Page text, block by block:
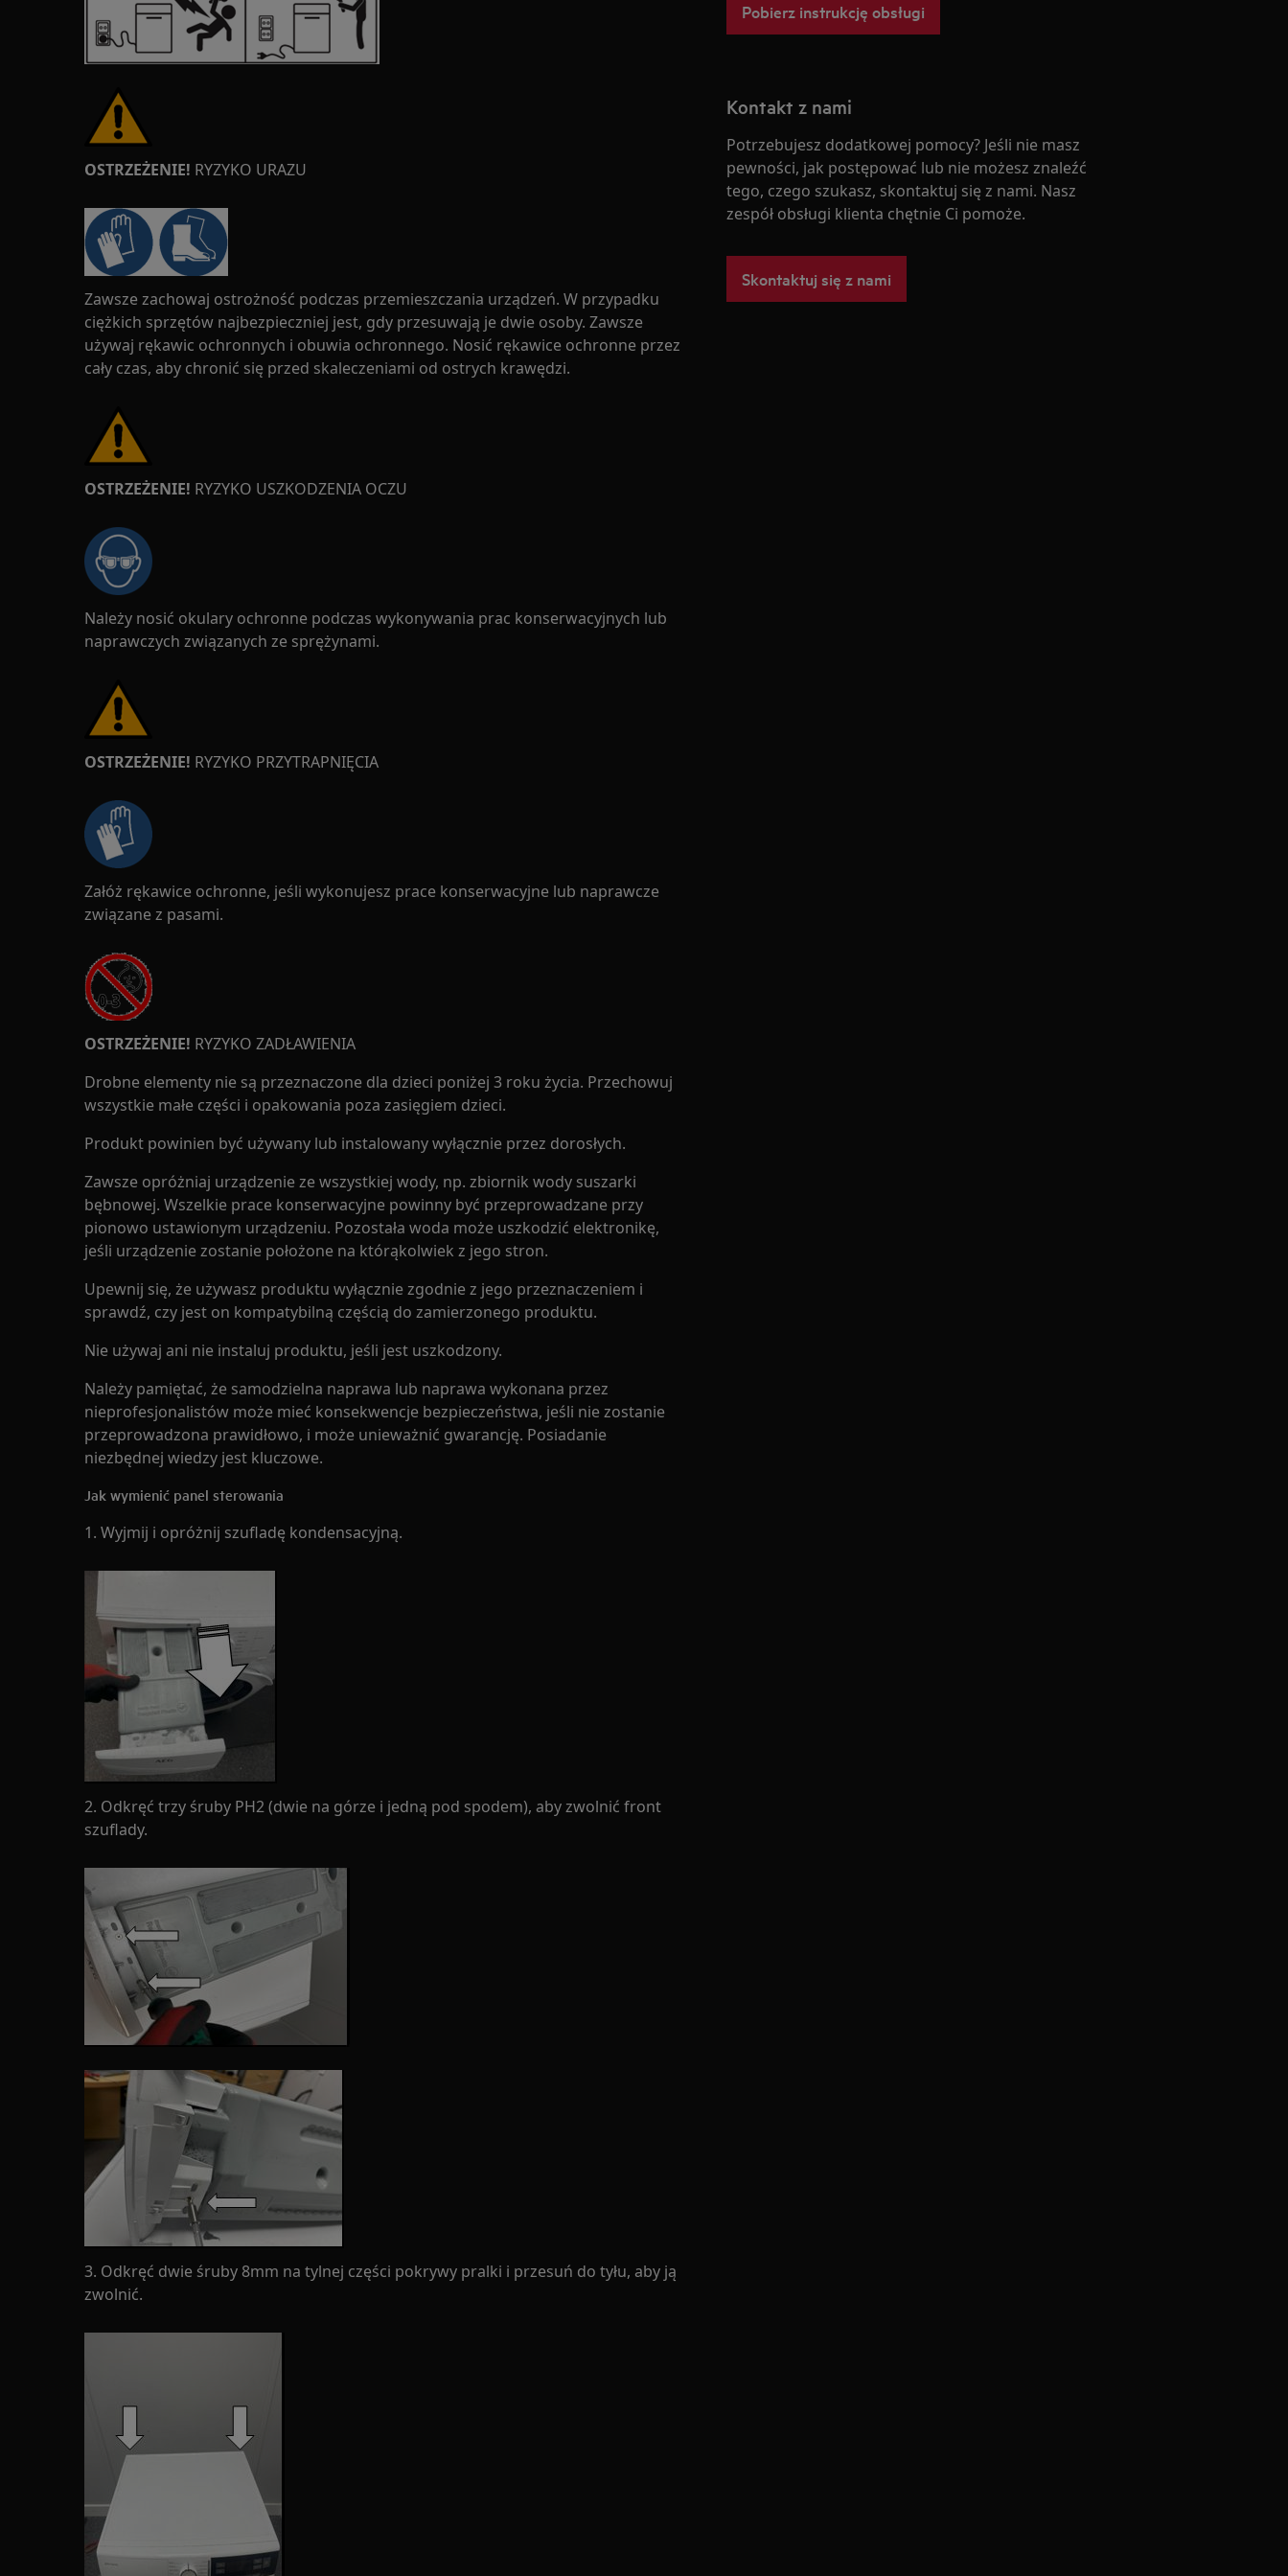
OSTRZEŻENIE! RYZYKO URAZU
Zawsze zachowaj ostrożność podczas przemieszczania urządzeń. W przypadku
ciężkich sprzętów najbezpieczniej jest, gdy przesuwają je dwie osoby. Zawsze
używaj rękawic ochronnych i obuwia ochronnego. Nosić rękawice ochronne przez
cały czas, aby chronić się przed skaleczeniami od ostrych krawędzi.
OSTRZEŻENIE! RYZYKO USZKODZENIA OCZU
Należy nosić okulary ochronne podczas wykonywania prac konserwacyjnych lub
naprawczych związanych ze sprężynami.
OSTRZEŻENIE! RYZYKO PRZYTRAPNIĘCIA
Załóż rękawice ochronne, jeśli wykonujesz prace konserwacyjne lub naprawcze
związane z pasami.
OSTRZEŻENIE! RYZYKO ZADŁAWIENIA
Drobne elementy nie są przeznaczone dla dzieci poniżej 3 roku życia. Przechowuj
wszystkie małe części i opakowania poza zasięgiem dzieci.
Produkt powinien być używany lub instalowany wyłącznie przez dorosłych.
Zawsze opróżniaj urządzenie ze wszystkiej wody, np. zbiornik wody suszarki
bębnowej. Wszelkie prace konserwacyjne powinny być przeprowadzane przy
pionowo ustawionym urządzeniu. Pozostała woda może uszkodzić elektronikę,
jeśli urządzenie zostanie położone na którąkolwiek z jego stron.
Upewnij się, że używasz produktu wyłącznie zgodnie z jego przeznaczeniem i
sprawdź, czy jest on kompatybilną częścią do zamierzonego produktu.
Nie używaj ani nie instaluj produktu, jeśli jest uszkodzony.
Należy pamiętać, że samodzielna naprawa lub naprawa wykonana przez
nieprofesjonalistów może mieć konsekwencje bezpieczeństwa, jeśli nie zostanie
przeprowadzona prawidłowo, i może unieważnić gwarancję. Posiadanie
niezbędnej wiedzy jest kluczowe.
Jak wymienić panel sterowania
1. Wyjmij i opróżnij szufladę kondensacyjną.
2. Odkręć trzy śruby PH2 (dwie na górze i jedną pod spodem), aby zwolnić front
szuflady.
3. Odkręć dwie śruby 8mm na tylnej części pokrywy pralki i przesuń do tyłu, aby ją
zwolnić.
Pobierz instrukcję obsługi
Kontakt z nami
Potrzebujesz dodatkowej pomocy? Jeśli nie masz
pewności, jak postępować lub nie możesz znaleźć
tego, czego szukasz, skontaktuj się z nami. Nasz
zespół obsługi klienta chętnie Ci pomoże.
Skontaktuj się z nami